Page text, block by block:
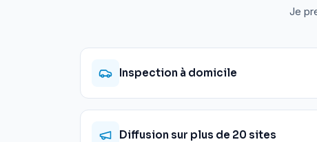
Je
Inspection à domicile
Diffusion sur plus de 20 sites